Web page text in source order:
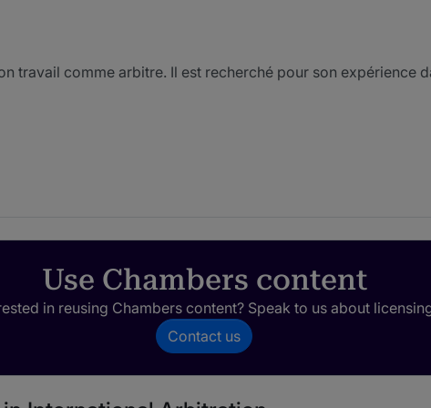
travail comme arbitre. Il est recherché pour son expérience
cadre d’arbitrages commerciaux et de litiges relatives devant
l'arbitrage.
J'aime bien Pierre, il est plutôt raisonnable.
Use Chambers content
in reusing Chambers content? Speak to us about
Contact us